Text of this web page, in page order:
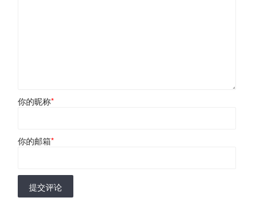
你的昵称*
你的邮箱*
提交评论